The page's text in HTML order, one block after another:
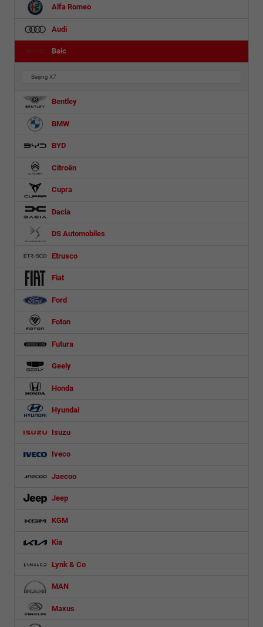
Alfa Romeo
Audi
Baic
Beijing X7
Bentley
BMW
BYD
Citroën
Cupra
Dacia
DS Automobiles
Etrusco
Fiat
Ford
Foton
Futura
Geely
Honda
Hyundai
Isuzu
Iveco
Jaecoo
Jeep
KGM
Kia
Lynk & Co
MAN
Maxus